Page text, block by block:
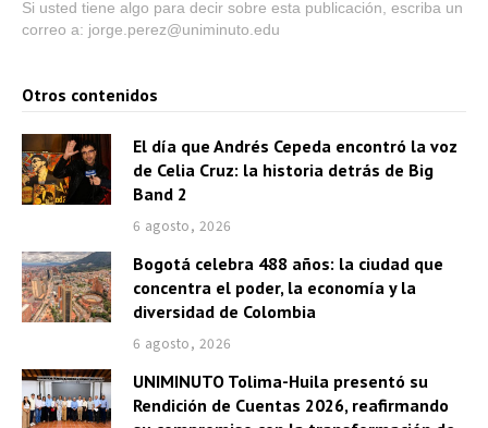
Si usted tiene algo para decir sobre esta publicación, escriba un
correo a: jorge.perez@uniminuto.edu
Otros contenidos
El día que Andrés Cepeda encontró la voz
de Celia Cruz: la historia detrás de Big
Band 2
6 agosto, 2026
Bogotá celebra 488 años: la ciudad que
concentra el poder, la economía y la
diversidad de Colombia
6 agosto, 2026
UNIMINUTO Tolima-Huila presentó su
Rendición de Cuentas 2026, reafirmando